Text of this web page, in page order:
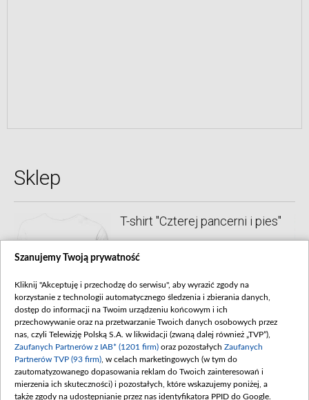
Sklep
T-shirt "Czterej pancerni i pies"
29.99 zł
Szanujemy Twoją prywatność
Kliknij "Akceptuję i przechodzę do serwisu", aby wyrazić zgody na
korzystanie z technologii automatycznego śledzenia i zbierania danych,
dostęp do informacji na Twoim urządzeniu końcowym i ich
przechowywanie oraz na przetwarzanie Twoich danych osobowych przez
nas, czyli Telewizję Polską S.A. w likwidacji (zwaną dalej również „TVP”),
Zaufanych Partnerów z IAB* (1201 firm) oraz pozostałych Zaufanych
Partnerów TVP (93 firm) , w celach marketingowych (w tym do
zautomatyzowanego dopasowania reklam do Twoich zainteresowań i
mierzenia ich skuteczności) i pozostałych, które wskazujemy poniżej, a
także zgody na udostępnianie przez nas identyfikatora PPID do Google.